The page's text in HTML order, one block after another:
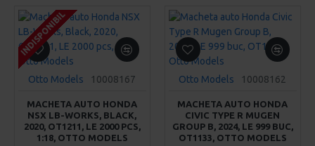
INDISPONIBIL
INDISPONIBIL
INDISPONIBIL
Otto Models 10008167
MACHETA AUTO HONDA
NSX LB-WORKS, BLACK,
2020, OT1211, LE 2000 PCS,
1:18, OTTO MODELS
Otto Models 10008162
MACHETA AUTO HONDA
CIVIC TYPE R MUGEN
GROUP B, 2024, LE 999 BUC,
OT1133, OTTO MODELS